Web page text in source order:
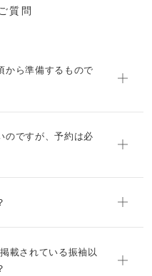
質問
から準備するもので
のですが、予約は必
載されている振袖以